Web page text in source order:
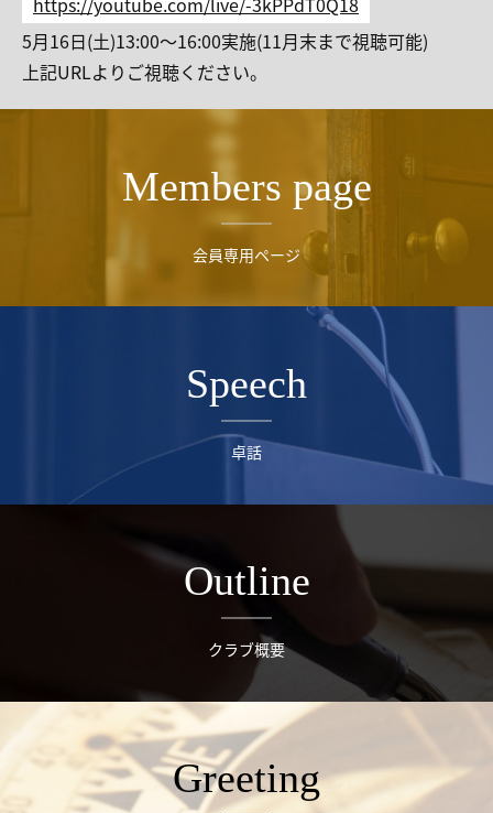
5月16日(土)13:00～16:00実施(11月末まで視聴可能)
上記URLよりご視聴ください。
Members page
会員専用ページ
Speech
卓話
Outline
クラブ概要
Greeting